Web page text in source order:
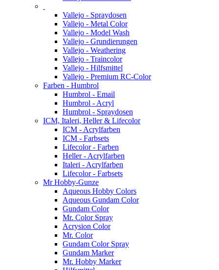
Vallejo - Spraydosen
Vallejo - Metal Color
Vallejo - Model Wash
Vallejo - Grundierungen
Vallejo - Weathering
Vallejo - Traincolor
Vallejo - Hilfsmittel
Vallejo - Premium RC-Color
Farben - Humbrol
Humbrol - Email
Humbrol - Acryl
Humbrol - Spraydosen
ICM, Italeri, Heller & Lifecolor
ICM - Acrylfarben
ICM - Farbsets
Lifecolor - Farben
Heller - Acrylfarben
Italeri - Acrylfarben
Lifecolor - Farbsets
Mr Hobby-Gunze
Aqueous Hobby Colors
Aqueous Gundam Color
Gundam Color
Mr. Color Spray
Acrysion Color
Mr. Color
Gundam Color Spray
Gundam Marker
Mr. Hobby Marker